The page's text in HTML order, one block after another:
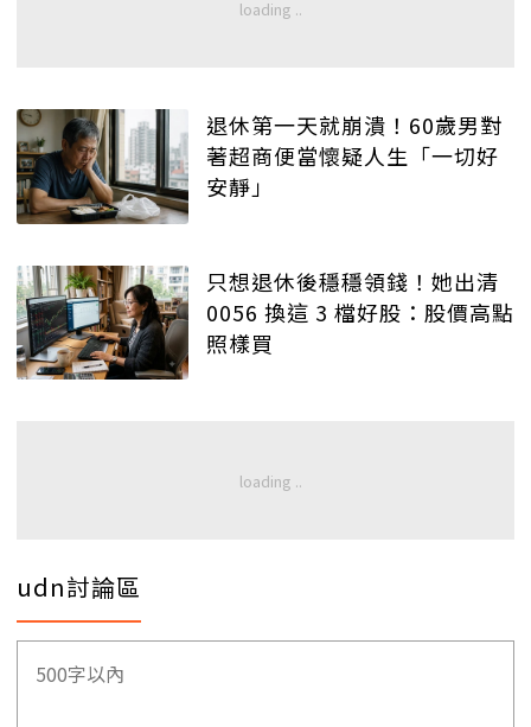
退休第一天就崩潰！60歲男對
著超商便當懷疑人生「一切好
安靜」
只想退休後穩穩領錢！她出清
0056 換這 3 檔好股：股價高點
照樣買
udn討論區